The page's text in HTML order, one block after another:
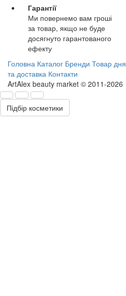
Гарантії
Ми повернемо вам гроші
за товар, якщо не буде
досягнуто гарантованого
ефекту
Головна Каталог Бренди Товар дня
та доставка Контакти
ArtAlex beauty market © 2011-2026
Підбір косметики